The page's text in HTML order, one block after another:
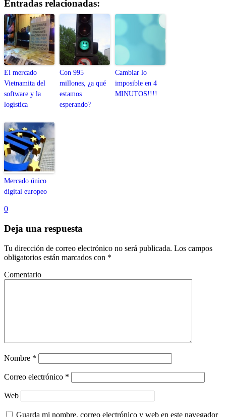
Entradas relacionadas:
El mercado
Vietnamita del
software y la
logística
Con 995
millones, ¿a qué
estamos
esperando?
Cambiar lo
imposible en 4
MINUTOS!!!!
Mercado único
digital europeo
0
Deja una respuesta
Tu dirección de correo electrónico no será publicada. Los campos
obligatorios están marcados con *
Comentario
Nombre *
Correo electrónico *
Web
Guarda mi nombre, correo electrónico y web en este navegador